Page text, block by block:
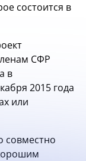
состоится в
СФР
в
2015 года
или
совместно